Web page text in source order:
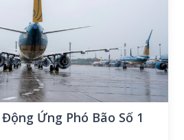
Ứng Phó Bão Số 1